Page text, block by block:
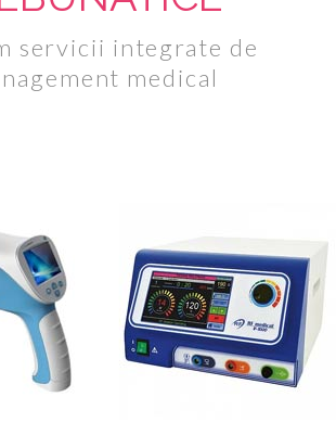
servicii integrate de
medical